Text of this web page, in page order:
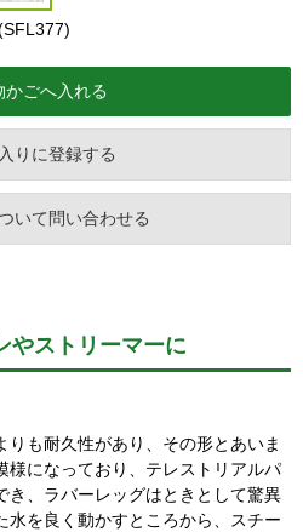
りに登録する
いて問い合わせる
やストリーマーに
りも耐久性があり、その形とあいま
様になっており、テレストリアルパ
き、ラバーレッグはときとして驚異
水を良く動かすところから、スチー